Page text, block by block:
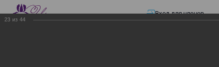
Вход для членов
23 из 44